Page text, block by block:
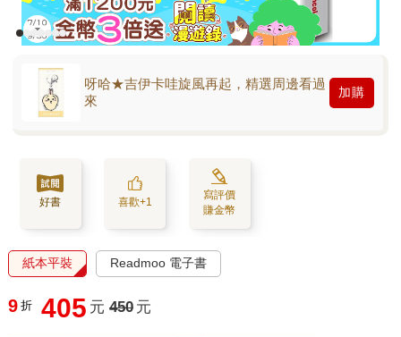
呀哈★吉伊卡哇旋風再起，精選周邊看過
來
加購
好書 喜歡+1
寫評價
賺金幣
紙本平裝 Readmoo 電子書
9 折 405 元 450 元